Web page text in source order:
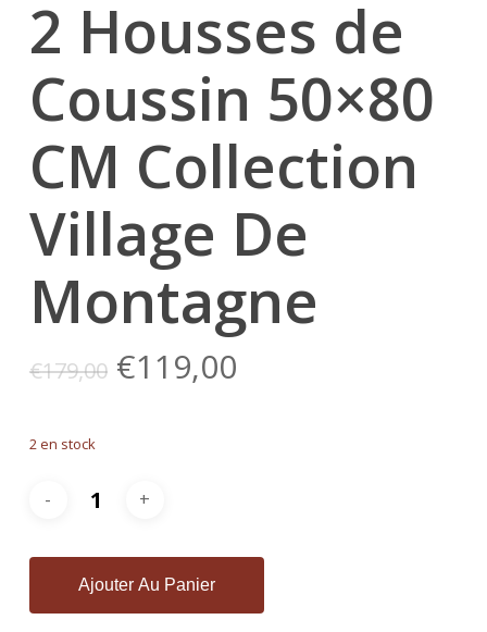
2 Housses de
Coussin 50×80
CM Collection
Village De
Montagne
€179,00 Le
€179,00.
€119,00Le
2 en stock
Ajouter Au Panier